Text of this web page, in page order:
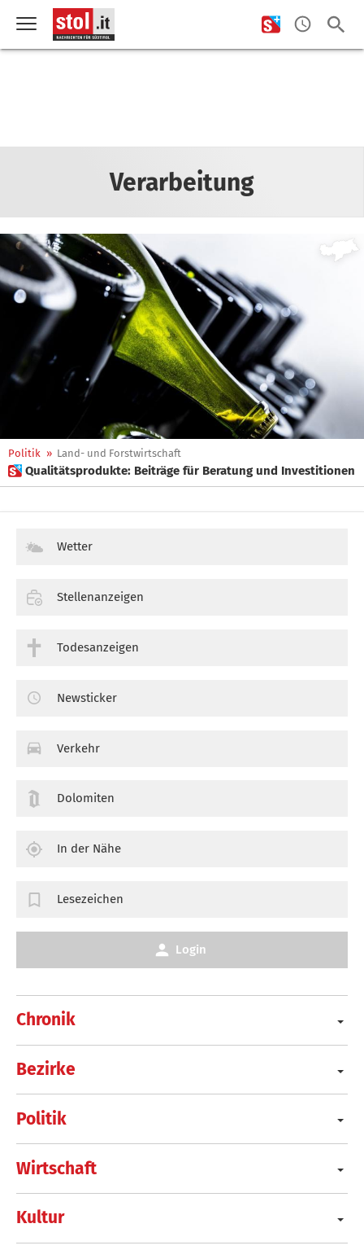
Verarbeitung
Politik » Land- und Forstwirtschaft
 Qualitätsprodukte: Beiträge für Beratung und Investitionen
Chronik
Bezirke
Politik
Wirtschaft
Kultur
Wetter
Stellenanzeigen
Todesanzeigen
Newsticker
Verkehr
Dolomiten
In der Nähe
Lesezeichen
Login